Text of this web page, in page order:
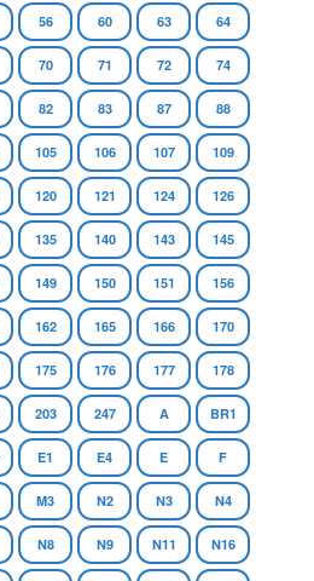
56 60 63 64
70 71 72 74
82 83 87 88
105 106 107 109
120 121 124 126
135 140 143 145
149 150 151 156
162 165 166 170
175 176 177 178
203 247 A BR1
E1 E4 E F
M3 N2 N3 N4
N8 N9 N11 N16